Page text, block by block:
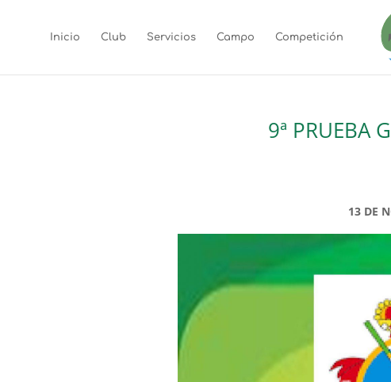
Inicio Club Servicios Campo Competición
9ª PRUEBA
13 DE